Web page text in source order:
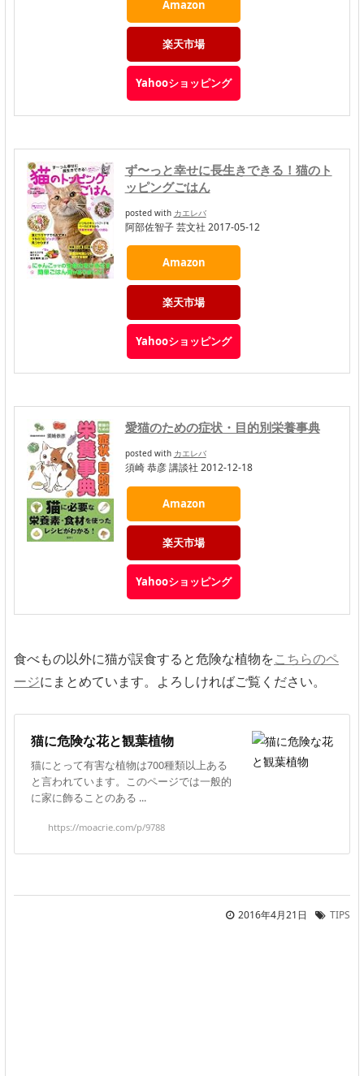
Amazon
楽天市場
Yahooショッピング
ず〜っと幸せに長生きできる！猫のト
ッピングごはん
posted with カエレバ
阿部佐智子 芸文社 2017-05-12
Amazon
楽天市場
Yahooショッピング
愛猫のための症状・目的別栄養事典
posted with カエレバ
須崎 恭彦 講談社 2012-12-18
Amazon
楽天市場
Yahooショッピング
食べもの以外に猫が誤食すると危険な植物をこちらのペ
ージにまとめています。よろしければご覧ください。
猫に危険な花と観葉植物
猫にとって有害な植物は700種類以上ある
と言われています。このページでは一般的
に家に飾ることのある ...
https://moacrie.com/p/9788
2016年4月21日 TIPS